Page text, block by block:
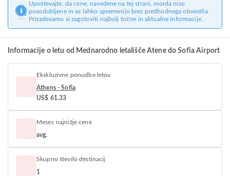
Upoštevajte, da cene, navedene na tej strani, morda niso
posodobljene in se lahko spremenijo brez predhodnega obvestila.
Prizadevamo si zagotoviti najbolj točne in aktualne informacije.
Informacije o letu od Mednarodno letališče Atene do Sofia Airport
Ekskluzivne ponudbe letov
Athens - Sofia
US$ 61.33
Mesec najnižje cene
avg.
Skupno število destinacij
1